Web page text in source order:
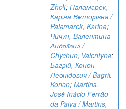
Zholt; Паламарек,
Каріна Вікторівна /
Palamarek, Karina;
Чичун, Валентина
Андріївна /
Chychun, Valentyna;
Багрій, Конон
Леонідович / Bagrii,
Konon; Martins,
José Inácio Ferrão
da Paiva / Martins,